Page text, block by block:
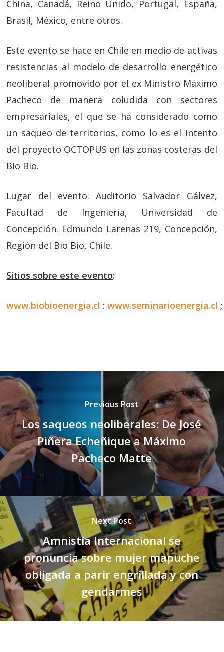
China, Canadá, Reino Unido, Portugal, España,
Brasil, México, entre otros.
Este evento se hace en Chile en medio de activas
resistencias al modelo de desarrollo energético
neoliberal promovido por el ex Ministro Máximo
Pacheco de manera coludida con sectores
empresariales, el que se ha considerado como
un saqueo de territorios, como lo es el intento
del proyecto OCTOPUS en las zonas costeras del
Bio Bio.
Lugar del evento: Auditorio Salvador Gálvez,
Facultad de Ingeniería, Universidad de
Concepción. Edmundo Larenas 219, Concepción,
Región del Bio Bio, Chile.
Sitios sobre este evento:
www.biobioenergia.cl :www.seminarioenergia.cl ;
Previous Post
Los saqueos neoliberales: De José
Piñera Echeñique a Máximo
Pacheco Matte
Next Post
Amnistía Internacional se
pronuncia sobre mujer mapuche
obligada a parir engrillada y con
gendarmes